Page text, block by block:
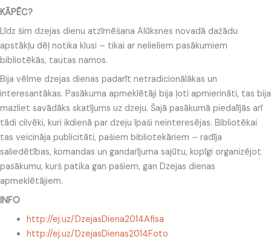
KĀPĒC?
Līdz šim dzejas dienu atzīmēšana Alūksnes novadā dažādu
apstākļu dēļ notika klusi – tikai ar nelieliem pasākumiem
bibliotēkās, tautas namos.
Bija vēlme dzejas dienas padarīt netradicionālākas un
interesantākas. Pasākuma apmeklētāji bija ļoti apmierināti, tas bija
mazliet savādāks skatījums uz dzeju. Šajā pasākumā piedalījās arī
tādi cilvēki, kuri ikdienā par dzeju īpaši neinteresējas. Bibliotēkai
tas veicināja publicitāti, pašiem bibliotekāriem – radīja
saliedētības, komandas un gandarījuma sajūtu, kopīgi organizējot
pasākumu, kurš patika gan pašiem, gan Dzejas dienas
apmeklētājiem.
INFO
http://ej.uz/DzejasDiena2014Afisa
http://ej.uz/DzejasDienas2014Foto